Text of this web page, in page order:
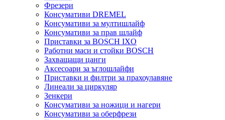
Фрезери
Консумативи DREMEL
Консумативи за мултишлайф
Консумативи за прав шлайф
Приставки за BOSCH IXO
Работни маси и стойки BOSCH
Захващащи цанги
Аксесоари за ъглошлайфи
Приставки и филтри за прахоулавяне
Линеали за циркуляр
Зенкери
Консумативи за ножици и нагери
Консумативи за оберфрези